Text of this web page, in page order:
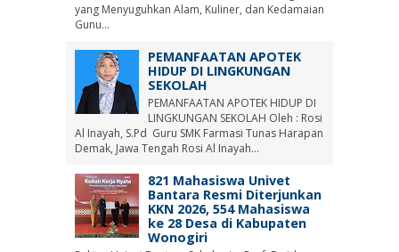
yang Menyuguhkan Alam, Kuliner, dan Kedamaian
Gunu...
PEMANFAATAN APOTEK
HIDUP DI LINGKUNGAN
SEKOLAH
PEMANFAATAN APOTEK HIDUP DI
LINGKUNGAN SEKOLAH Oleh : Rosi
Al Inayah, S.Pd Guru SMK Farmasi Tunas Harapan
Demak, Jawa Tengah Rosi Al Inayah...
821 Mahasiswa Univet
Bantara Resmi Diterjunkan
KKN 2026, 554 Mahasiswa
ke 28 Desa di Kabupaten
Wonogiri